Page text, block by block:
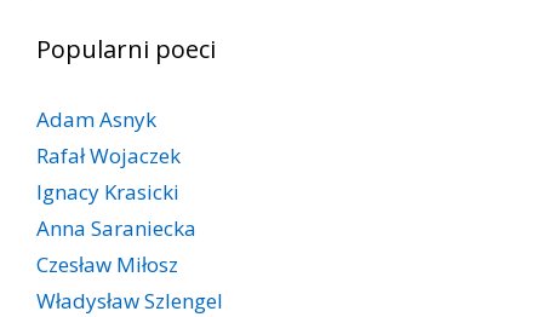
Popularni poeci
Adam Asnyk
Rafał Wojaczek
Ignacy Krasicki
Anna Saraniecka
Czesław Miłosz
Władysław Szlengel